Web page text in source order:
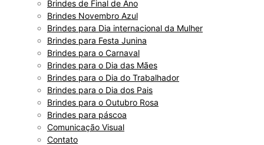
Brindes de Final de Ano
Brindes Novembro Azul
Brindes para Dia internacional da Mulher
Brindes para Festa Junina
Brindes para o Carnaval
Brindes para o Dia das Mães
Brindes para o Dia do Trabalhador
Brindes para o Dia dos Pais
Brindes para o Outubro Rosa
Brindes para páscoa
Comunicação Visual
Contato